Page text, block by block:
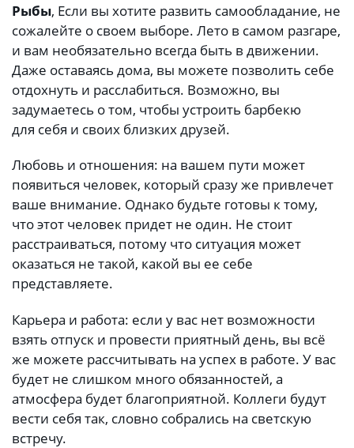
Рыбы, Если вы хотите развить самообладание, не
сожалейте о своем выборе. Лето в самом разгаре,
и вам необязательно всегда быть в движении.
Даже оставаясь дома, вы можете позволить себе
отдохнуть и расслабиться. Возможно, вы
задумаетесь о том, чтобы устроить барбекю
для себя и своих близких друзей.
Любовь и отношения: на вашем пути может
появиться человек, который сразу же привлечет
ваше внимание. Однако будьте готовы к тому,
что этот человек придет не один. Не стоит
расстраиваться, потому что ситуация может
оказаться не такой, какой вы ее себе
представляете.
Карьера и работа: если у вас нет возможности
взять отпуск и провести приятный день, вы всё
же можете рассчитывать на успех в работе. У вас
будет не слишком много обязанностей, а
атмосфера будет благоприятной. Коллеги будут
вести себя так, словно собрались на светскую
встречу.